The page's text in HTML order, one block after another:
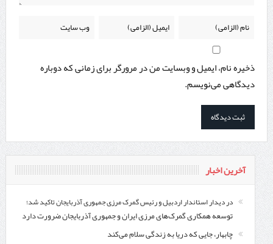
ذخیره نام، ایمیل و وبسایت من در مرورگر برای زمانی که دوباره
دیدگاهی می‌نویسم.
آخرین اخبار
در دیدار استاندار اردبیل و رئیس گمرک مرزی جمهوری آذربایجان تاکید شد؛
توسعه همکاری گمرک‌های مرزی ایران و جمهوری آذربایجان ضرورت دارد
چابهار، جایی که دریا به زندگی سلام می‌کند